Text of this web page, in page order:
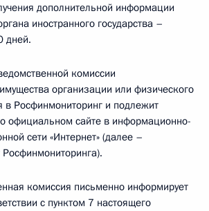
дополнительной информации
иностранного государства –
дней.
комиссии
организации или физического
в Росфинмониторинг и подлежит
официальном сайте в информационно-
сети «Интернет» (далее –
комиссия письменно информирует
с пунктом 7 настоящего